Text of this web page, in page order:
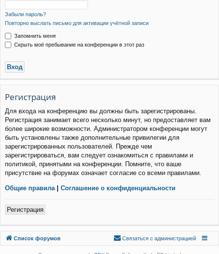
Забыли пароль?
Повторно выслать письмо для активации учётной записи
Запомнить меня
Скрыть моё пребывание на конференции в этот раз
Регистрация
Для входа на конференцию вы должны быть зарегистрированы.
Регистрация занимает всего несколько минут, но предоставляет вам
более широкие возможности. Администратором конференции могут
быть установлены также дополнительные привилегии для
зарегистрированных пользователей. Прежде чем
зарегистрироваться, вам следует ознакомиться с правилами и
политикой, принятыми на конференции. Помните, что ваше
присутствие на форумах означает согласие со всеми правилами.
Общие правила | Соглашение о конфиденциальности
Регистрация
Список форумов
Связаться с
Связаться с администрацией